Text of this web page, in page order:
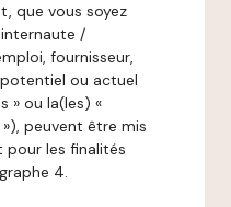
que vous soyez
/
fournisseur,
ou actuel
» ou la(les) «
peuvent être mis
les finalités
4.